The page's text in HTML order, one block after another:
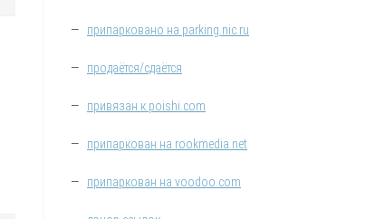
— припарковано на parking.nic.ru
— продаётся/сдаётся
— привязан к poishi.com
— припаркован на rookmedia.net
— припаркован на voodoo.com